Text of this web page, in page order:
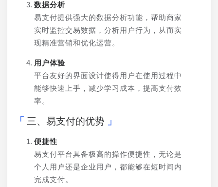
数据分析
易支付提供强大的数据分析功能，帮助商家
实时监控交易数据，分析用户行为，从而实
现精准营销和优化运营。
用户体验
平台友好的界面设计使得用户在使用过程中
能够快速上手，减少学习成本，提高支付效
率。
三、易支付的优势
便捷性
易支付平台具备极高的操作便捷性，无论是
个人用户还是企业用户，都能够在短时间内
完成支付。